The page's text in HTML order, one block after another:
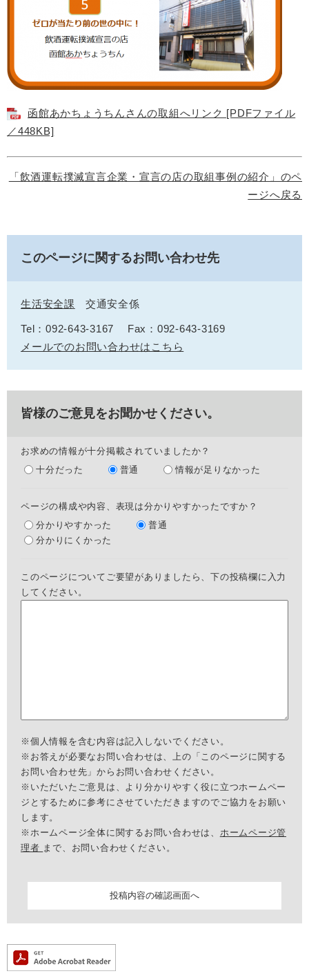
函館あかちょうちんさんの取組へリンク [PDFファイル
／448KB]
「飲酒運転撲滅宣言企業・宣言の店の取組事例の紹介」のペ
ージへ戻る
このページに関するお問い合わせ先
生活安全課 交通安全係
Tel：092-643-3167
Fax：092-643-3169
メールでのお問い合わせはこちら
皆様のご意見をお聞かせください。
お求めの情報が十分掲載されていましたか？
十分だった
普通 情報が足りなかった
ページの構成や内容、表現は分かりやすかったですか？
分かりやすかった
普通
分かりにくかった
このページについてご要望がありましたら、下の投稿欄に入力
してください。
※個人情報を含む内容は記入しないでください。
※お答えが必要なお問い合わせは、上の「このページに関する
お問い合わせ先」からお問い合わせください。
※いただいたご意見は、より分かりやすく役に立つホームペー
ジとするために参考にさせていただきますのでご協力をお願い
します。
※ホームページ全体に関するお問い合わせは、 ホームページ管
理者 まで、お問い合わせください。